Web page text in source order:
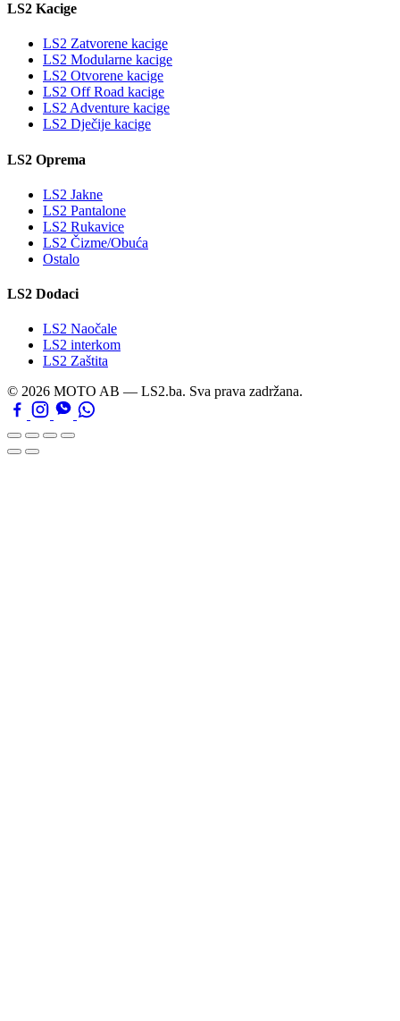
LS2 Kacige
LS2 Zatvorene kacige
LS2 Modularne kacige
LS2 Otvorene kacige
LS2 Off Road kacige
LS2 Adventure kacige
LS2 Dječije kacige
LS2 Oprema
LS2 Jakne
LS2 Pantalone
LS2 Rukavice
LS2 Čizme/Obuća
Ostalo
LS2 Dodaci
LS2 Naočale
LS2 interkom
LS2 Zaštita
© 2026 MOTO AB — LS2.ba. Sva prava zadržana.